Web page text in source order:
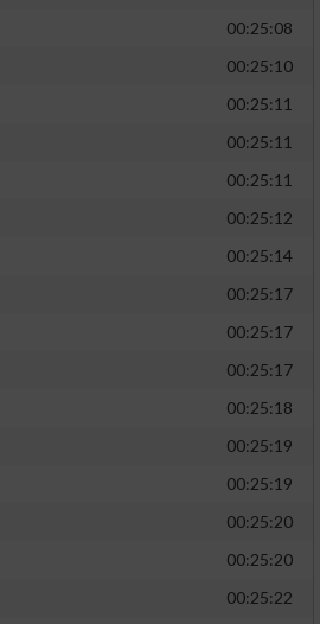
00:25:08
00:25:10
00:25:11
00:25:11
00:25:11
00:25:12
00:25:14
00:25:17
00:25:17
00:25:17
00:25:18
00:25:19
00:25:19
00:25:20
00:25:20
00:25:22